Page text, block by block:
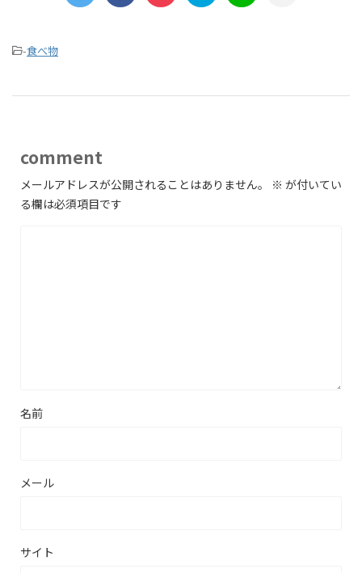
-食べ物
comment
メールアドレスが公開されることはありません。 ※ が付いてい
る欄は必須項目です
名前
メール
サイト